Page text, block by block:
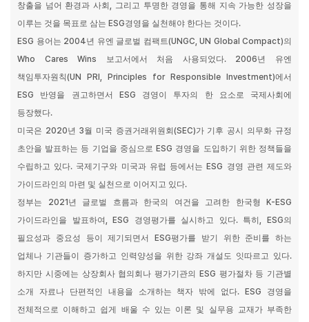
창출을 넘어 환경과 사회 , 그리고 투명한 경영을 통해 지속 가능한 성장을
이루는 것을 목표로 삼는 ESG경영을 실천해야 한다는 것이다.
ESG 용어는 2004년 유엔 글로벌 컴팩트(UNGC, UN Global Compact)의
Who Cares Wins 보고서에서 처음 사용되었다. 2006년 유엔
책임투자원칙(UN PRI, Principles for Responsible Investment)에서
ESG 반영을 권고하면서 ESG 경영이 투자의 한 요소로 국제사회에
등장했다.
미국은 2020년 3월 미국 증권거래위원회 (SEC)가 기후 공시 의무화 규정
초안을 발표하는 등 기업을 중심으로 ESG 경영을 도입하기 위한 정책들을
수립하고 있다. 국제기구와 미국과 유럽 등에서는 ESG 경영 관련 제도와
가이드라인의 마련 및 실천으로 이어지고 있다.
정부는
2021 년 글로벌 흐름과 한국의 여건을 고려한 한국형
K-ESG
가이드라인을 발표하여 , ESG 경영평가를 실시하고 있다. 특히 , ESG의
필요성과 중요성 등이 제기되면서
ESG평가를 받기 위한 준비를 하는
업체나 기관들이 증가하고 인력양성을 위한 강좌 개설도 잇따르고 있다.
하지만 시중에는 상장회사 협의회나 평가기관의
ESG 평가절차 등 기관별
소개 자료나 단편적인 내용을 소개하는 책자 밖에 없다. ESG 경영을
전체적으로 이해하고 쉽게 배울 수 있는 이론 및 실무용 교재가 부족한